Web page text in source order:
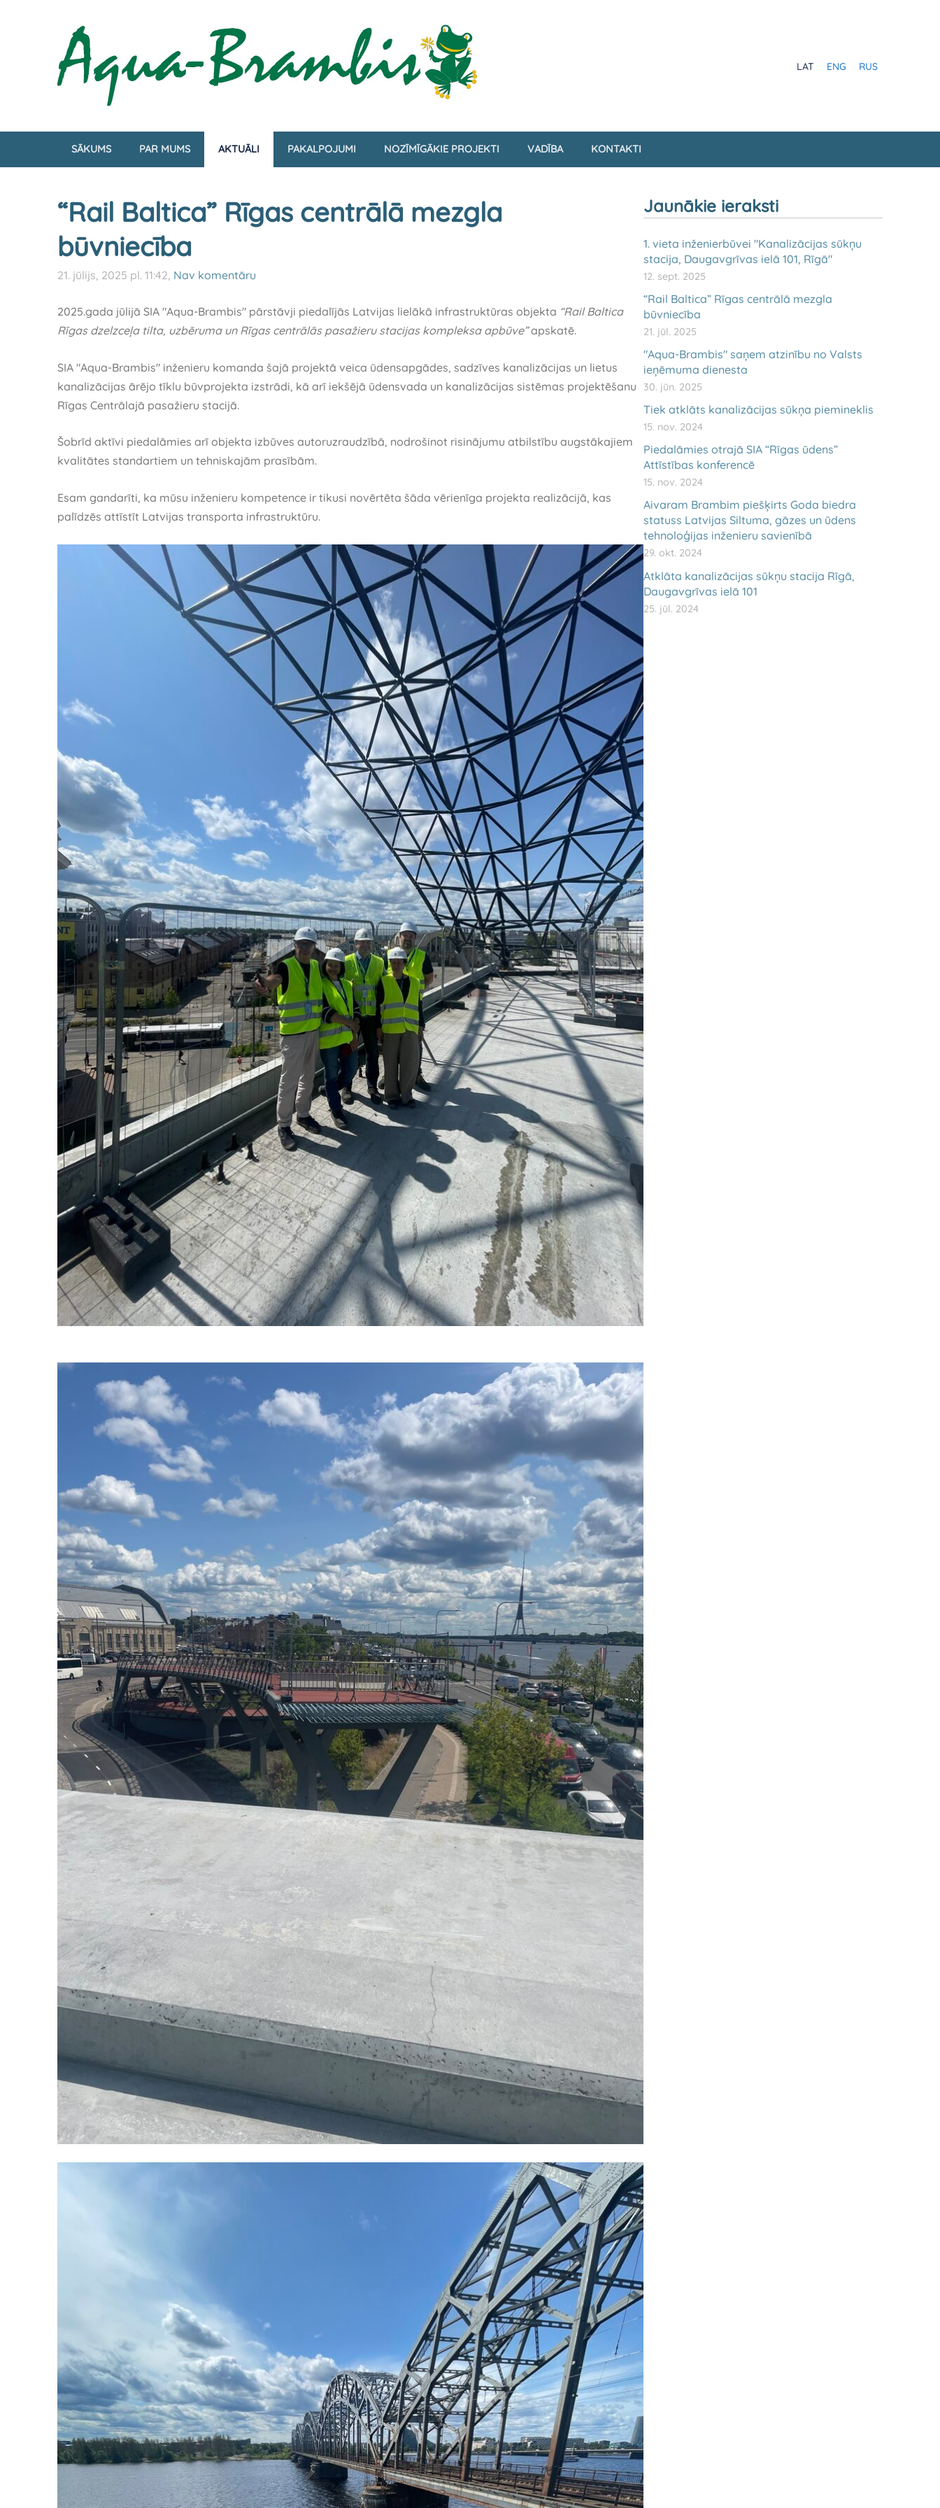
LAT ENG RUS
SĀKUMS PAR MUMS AKTUĀLI PAKALPOJUMI NOZĪMĪGĀKIE PROJEKTI VADĪBA KONTAKTI
Jaunākie ieraksti
1. vieta inženierbūvei "Kanalizācijas sūkņu
stacija, Daugavgrīvas ielā 101, Rīgā"
12. sept. 2025
“Rail Baltica” Rīgas centrālā mezgla
būvniecība
21. jūl. 2025
"Aqua-Brambis" saņem atzinību no Valsts
ieņēmuma dienesta
30. jūn. 2025
Tiek atklāts kanalizācijas sūkņa piemineklis
15. nov. 2024
Piedalāmies otrajā SIA “Rīgas ūdens”
Attīstības konferencē
15. nov. 2024
Aivaram Brambim piešķirts Goda biedra
statuss Latvijas Siltuma, gāzes un ūdens
tehnoloģijas inženieru savienībā
29. okt. 2024
Atklāta kanalizācijas sūkņu stacija Rīgā,
Daugavgrīvas ielā 101
25. jūl. 2024
“Rail Baltica” Rīgas centrālā mezgla
būvniecība
21. jūlijs, 2025 pl. 11:42, Nav komentāru
2025.gada jūlijā SIA "Aqua-Brambis" pārstāvji piedalījās Latvijas lielākā infrastruktūras objekta “Rail Baltica
Rīgas dzelzceļa tilta, uzbēruma un Rīgas centrālās pasažieru stacijas kompleksa apbūve”apskatē.
SIA "Aqua-Brambis" inženieru komanda šajā projektā veica ūdensapgādes, sadzīves kanalizācijas un lietus
kanalizācijas ārējo tīklu būvprojekta izstrādi, kā arī iekšējā ūdensvada un kanalizācijas sistēmas projektēšanu
Rīgas Centrālajā pasažieru stacijā.
Šobrīd aktīvi piedalāmies arī objekta izbūves autoruzraudzībā, nodrošinot risinājumu atbilstību augstākajiem
kvalitātes standartiem un tehniskajām prasībām.
Esam gandarīti, ka mūsu inženieru kompetence ir tikusi novērtēta šāda vērienīga projekta realizācijā, kas
palīdzēs attīstīt Latvijas transporta infrastruktūru.